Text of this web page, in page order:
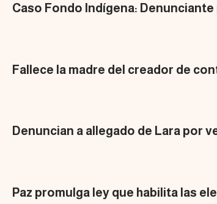
Caso Fondo Indígena:
Fallece la madre del creador de
Denuncian a allegado de Lara por
Paz promulga ley que habilita las